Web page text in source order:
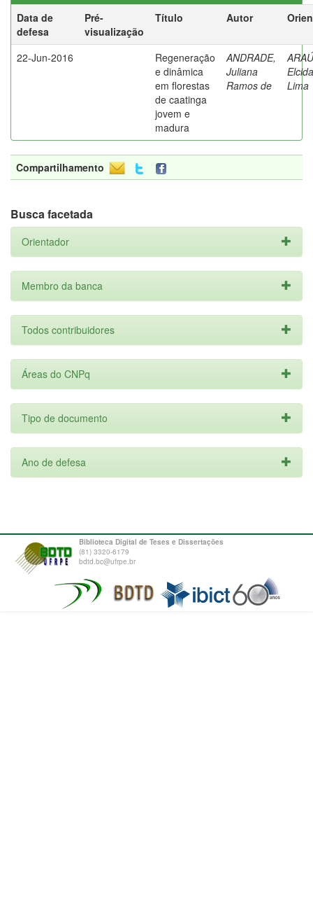
Data de
defesa
Pré-
visualização
Título Autor
22-Jun-2016
Regeneração
e dinâmica
em florestas
de caatinga
jovem e
madura
ANDRADE,
Juliana
Ramos de
Lima
Compartilhamento
Busca facetada
Orientador
Membro da banca
Todos contribuidores
Áreas do CNPq
Tipo de documento
Ano de defesa
Biblioteca Digital de Teses e Dissertações
(81) 3320-6179
bdtd.bc@ufrpe.br